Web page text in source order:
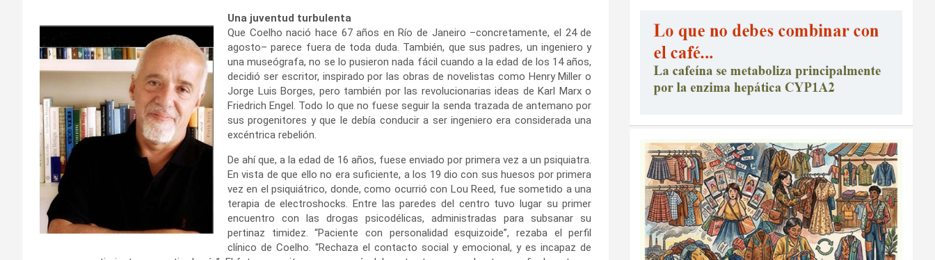
Una juventud turbulenta
Que Coelho nació hace 67 años en Río de Janeiro –concretamente, el 24 de
agosto– parece fuera de toda duda. También, que sus padres, un ingeniero y
una museógrafa, no se lo pusieron nada fácil cuando a la edad de los 14 años,
decidió ser escritor, inspirado por las obras de novelistas como Henry Miller o
Jorge Luis Borges, pero también por las revolucionarias ideas de Karl Marx o
Friedrich Engel. Todo lo que no fuese seguir la senda trazada de antemano por
sus progenitores y que le debía conducir a ser ingeniero era considerada una
excéntrica rebelión.
De ahí que, a la edad de 16 años, fuese enviado por primera vez a un psiquiatra.
En vista de que ello no era suficiente, a los 19 dio con sus huesos por primera
vez en el psiquiátrico, donde, como ocurrió con Lou Reed, fue sometido a una
terapia de electroshocks. Entre las paredes del centro tuvo lugar su primer
encuentro con las drogas psicodélicas, administradas para subsanar su
pertinaz timidez. “Paciente con personalidad esquizoide”, rezaba el perfil
clínico de Coelho. “Rechaza el contacto social y emocional, y es incapaz de